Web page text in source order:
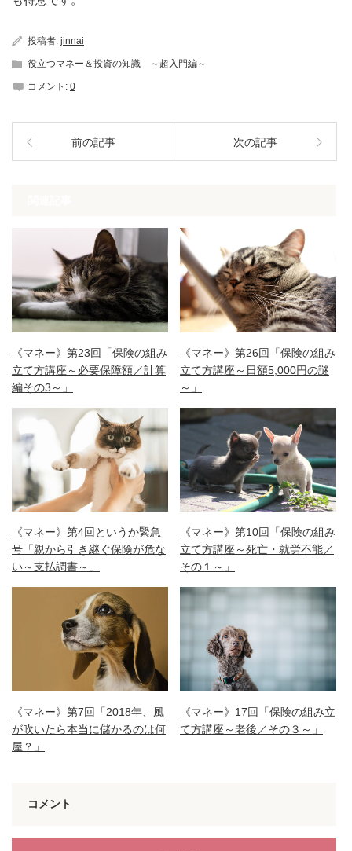
投稿者: jinnai
役立つマネー＆投資の知識 ～超入門編～
コメント: 0
前の記事 次の記事
《マネー》第23回「保険の組み
立て方講座～必要保障額／計算
編その3～」
《マネー》第26回「保険の組み
立て方講座～日額5,000円の謎
～」
《マネー》第4回というか緊急
号「親から引き継ぐ保険が危な
い～支払調書～」
《マネー》第10回「保険の組み
立て方講座～死亡・就労不能／
その１～」
《マネー》第7回「2018年、風
が吹いたら本当に儲かるのは何
屋？」
《マネー》17回「保険の組み立
て方講座～老後／その３～」
コメント